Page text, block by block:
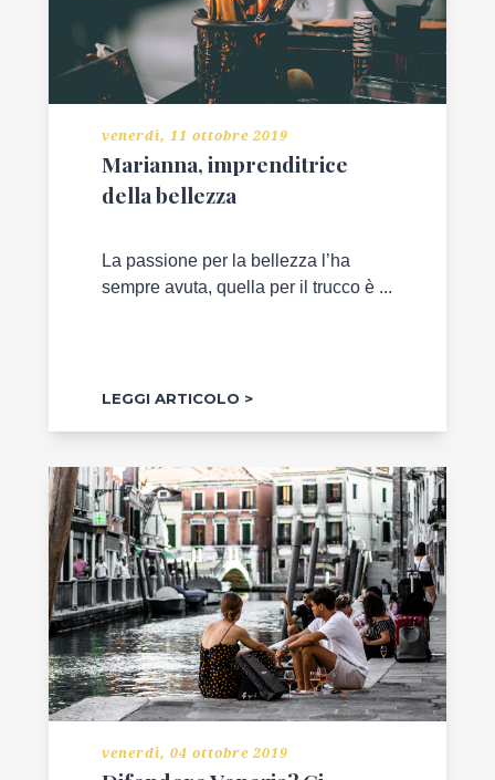
venerdì, 11 ottobre 2019
Marianna, imprenditrice
della bellezza
La passione per la bellezza l’ha
sempre avuta, quella per il trucco è ...
LEGGI ARTICOLO
venerdì, 04 ottobre 2019